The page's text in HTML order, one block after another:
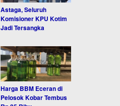
Astaga, Seluruh
Komisioner KPU Kotim
Jadi Tersangka
Harga BBM Eceran di
Pelosok Kobar Tembus